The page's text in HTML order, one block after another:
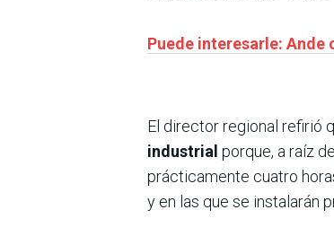
Puede interesarle:
El director regional refirió
industrial porque, a raíz
prácticamente cuatro
y en las que se instalarán